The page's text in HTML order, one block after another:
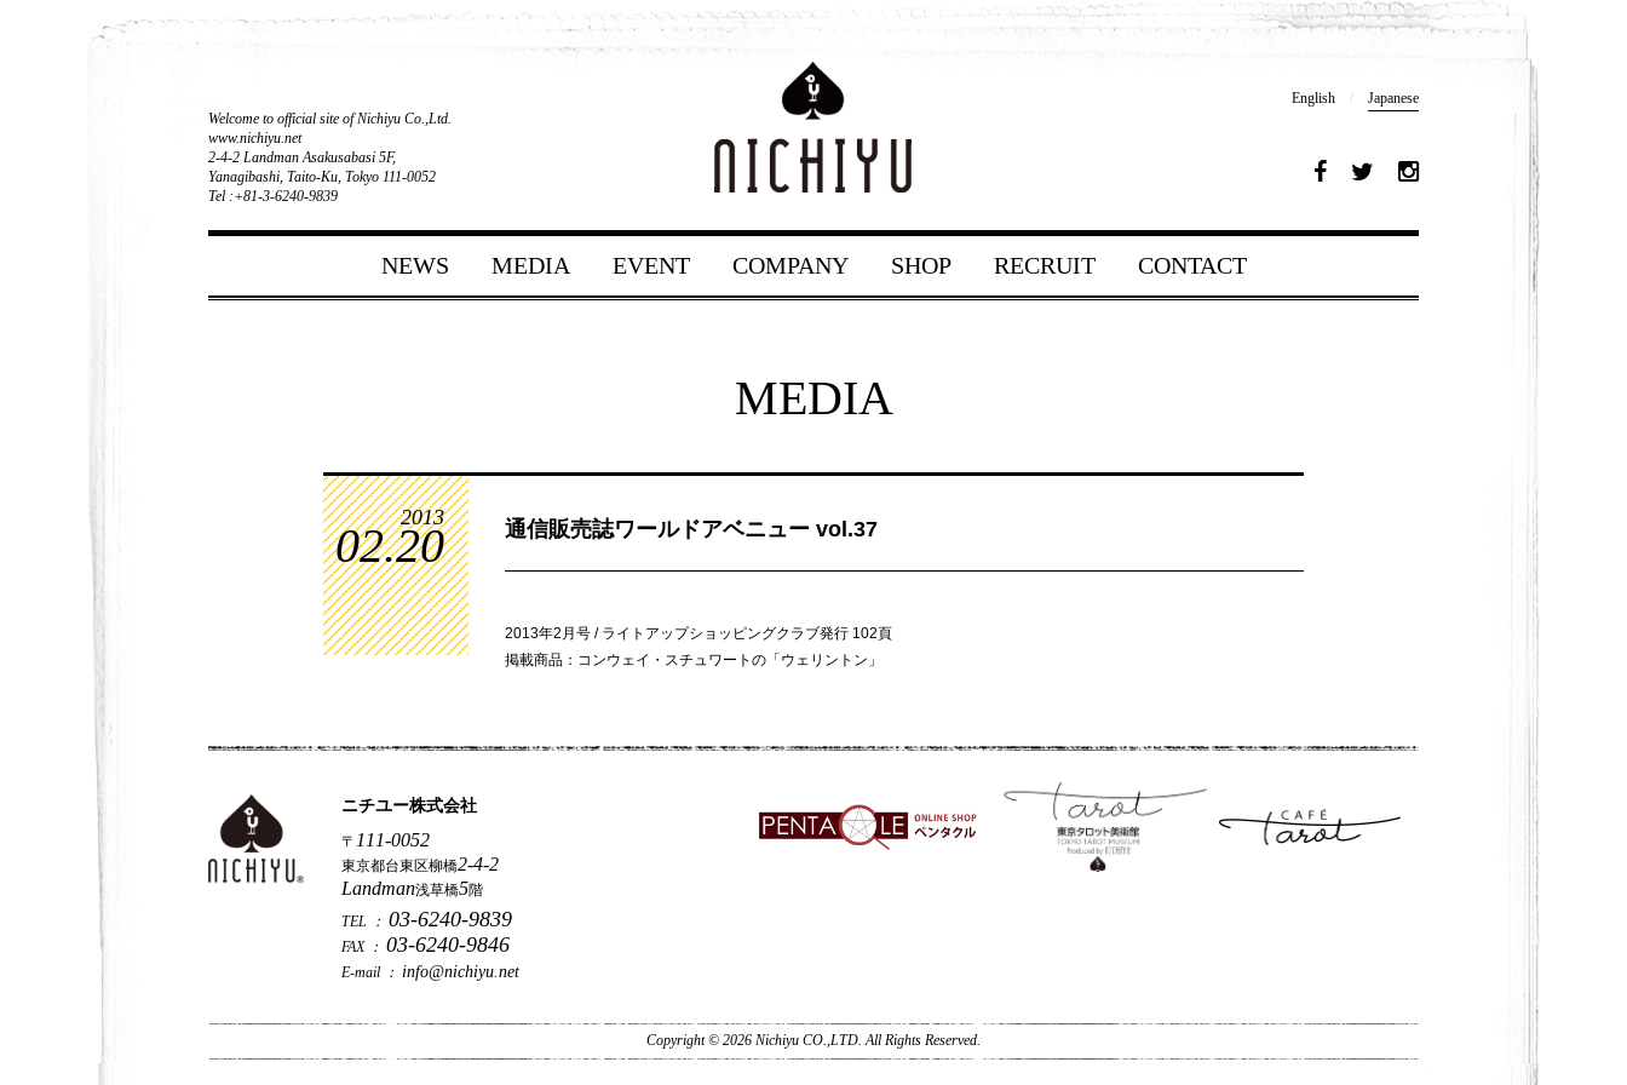
Welcome to official site of Nichiyu Co.,Ltd.
www.nichiyu.net
2-4-2 Landman Asakusabasi 5F,
Yanagibashi, Taito-Ku, Tokyo 111-0052
Tel :+81-3-6240-9839
English / Japanese
NEWS MEDIA EVENT COMPANY SHOP RECRUIT CONTACT
MEDIA
2013
02.20 通信販売誌ワールドアベニュー vol.37
2013年2月号 / ライトアップショッピングクラブ発行 102頁
掲載商品：コンウェイ・スチュワートの「ウェリントン」
ニチユー株式会社
〒 111-0052
東京都台東区柳橋2-4-2
Landman浅草橋5階
TEL ： 03-6240-9839
FAX ： 03-6240-9846
E-mail ： info@nichiyu.net
Copyright © 2026 Nichiyu CO.,LTD. All Rights Reserved.